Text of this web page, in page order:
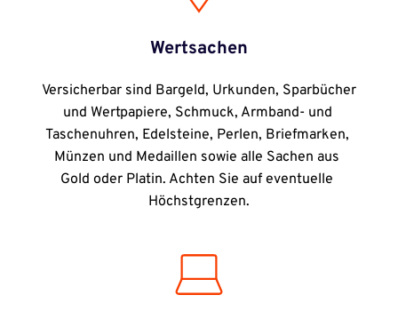
Wertsachen
Versicherbar sind Bargeld, Urkunden, Sparbücher
und Wertpapiere, Schmuck, Armband- und
Taschenuhren, Edelsteine, Perlen, Briefmarken,
Münzen und Medaillen sowie alle Sachen aus
Gold oder Platin. Achten Sie auf eventuelle
Höchstgrenzen.